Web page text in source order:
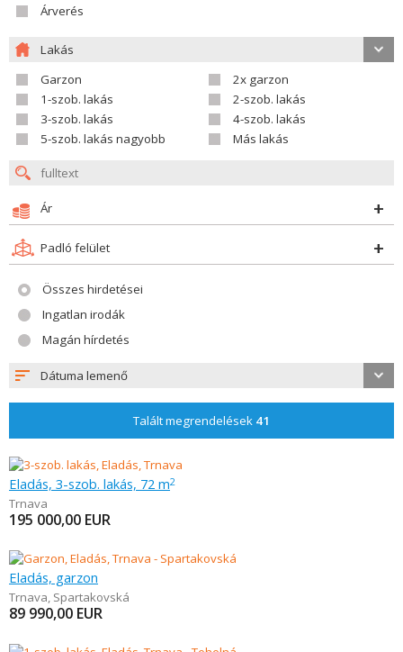
Árverés
Lakás
Garzon
2x garzon
1-szob. lakás
2-szob. lakás
3-szob. lakás
4-szob. lakás
5-szob. lakás nagyobb
Más lakás
Ár
Padló felület
Összes hirdetései
Ingatlan irodák
Magán hírdetés
Dátuma lemenő
Talált megrendelések 41
Eladás, 3-szob. lakás, 72 m2
Trnava
195 000,00 EUR
Eladás, garzon
Trnava, Spartakovská
89 990,00 EUR